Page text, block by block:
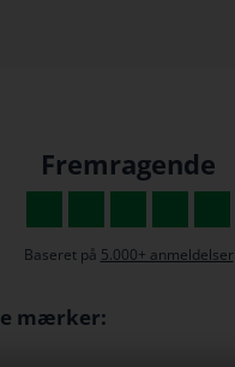
Fremragende
Baseret på 5.000+ anmeldelser
mærker: